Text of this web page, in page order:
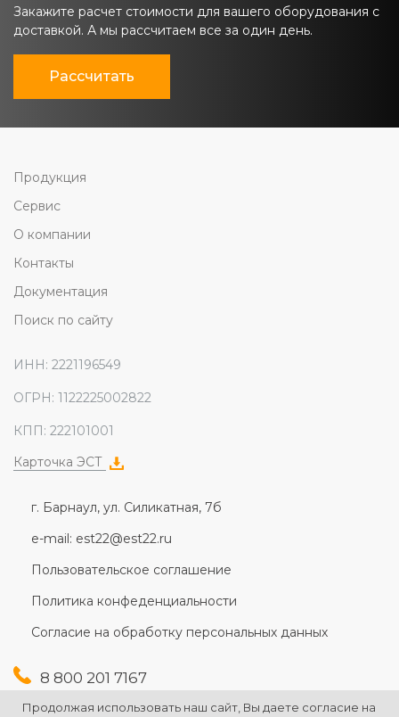
Закажите расчет стоимости для вашего оборудования с
доставкой. А мы рассчитаем все за один день.
Рассчитать
Продукция
Сервис
О компании
Контакты
Документация
Поиск по сайту
ИНН: 2221196549
ОГРН: 1122225002822
КПП: 222101001
Карточка ЭСТ
г. Барнаул, ул. Силикатная, 7б
e-mail: est22@est22.ru
Пользовательское соглашение
Политика конфеденциальности
Согласие на обработку персональных данных
8 800 201 7167
+7 (3852) 607-167
Продолжая использовать наш сайт, Вы даете согласие на